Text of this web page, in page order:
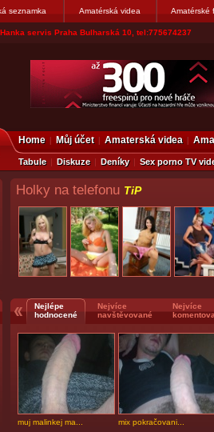
seznamka Amatérská videa Amatérské
ktery nekdy přemýšlel o divákovi. Napiste
Home Můj účet Amaterská videa
Tabule Diskuze Deníky Sex porno TV
Holky na telefonu TiP
Nejlépe
hodnocené
Nejvíce
navštěvované
Nejvíce
muj malinkej ma... mix pokračovani...